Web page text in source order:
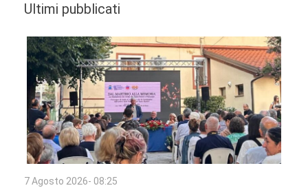
Ultimi pubblicati
7 Agosto 2026- 08:25